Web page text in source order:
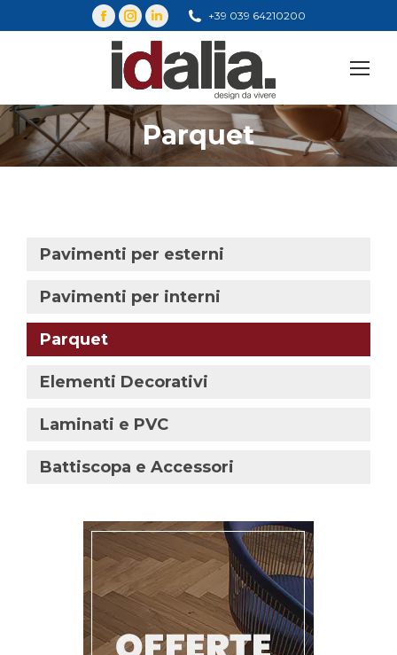
+39 039 64210200
Parquet
You are here:
Pavimenti per esterni
Pavimenti per interni
Parquet
Elementi Decorativi
Laminati e PVC
Battiscopa e Accessori